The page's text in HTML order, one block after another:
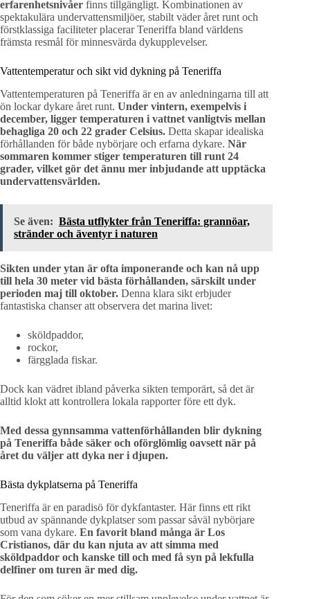
erfarenhetsnivåer finns tillgängligt. Kombinationen av
spektakulära undervattensmiljöer, stabilt väder året runt och
förstklassiga faciliteter placerar Teneriffa bland världens
främsta resmål för minnesvärda dykupplevelser.
Vattentemperatur och sikt vid dykning på Teneriffa
Vattentemperaturen på Teneriffa är en av anledningarna till att
ön lockar dykare året runt. Under vintern, exempelvis i
december, ligger temperaturen i vattnet vanligtvis mellan
behagliga 20 och 22 grader Celsius. Detta skapar idealiska
förhållanden för både nybörjare och erfarna dykare. När
sommaren kommer stiger temperaturen till runt 24
grader, vilket gör det ännu mer inbjudande att upptäcka
undervattensvärlden.
Se även: Bästa utflykter från Teneriffa: grannöar,
stränder och äventyr i naturen
Sikten under ytan är ofta imponerande och kan nå upp
till hela 30 meter vid bästa förhållanden, särskilt under
perioden maj till oktober. Denna klara sikt erbjuder
fantastiska chanser att observera det marina livet:
sköldpaddor,
rockor,
färgglada fiskar.
Dock kan vädret ibland påverka sikten temporärt, så det är
alltid klokt att kontrollera lokala rapporter före ett dyk.
Med dessa gynnsamma vattenförhållanden blir dykning
på Teneriffa både säker och oförglömlig oavsett när på
året du väljer att dyka ner i djupen.
Bästa dykplatserna på Teneriffa
Teneriffa är en paradisö för dykfantaster. Här finns ett rikt
utbud av spännande dykplatser som passar såväl nybörjare
som vana dykare. En favorit bland många är Los
Cristianos, där du kan njuta av att simma med
sköldpaddor och kanske till och med få syn på lekfulla
delfiner om turen är med dig.